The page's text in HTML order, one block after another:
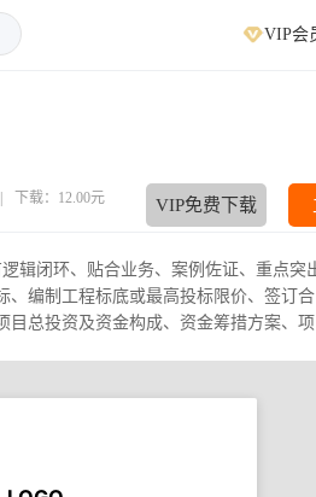
VIP会
下载：12.00元 VIP免费下载
辑闭环、贴合业务、案例佐证、重点突
编制工程标底或最高投标限价、签订
总投资及资金构成、资金筹措方案、